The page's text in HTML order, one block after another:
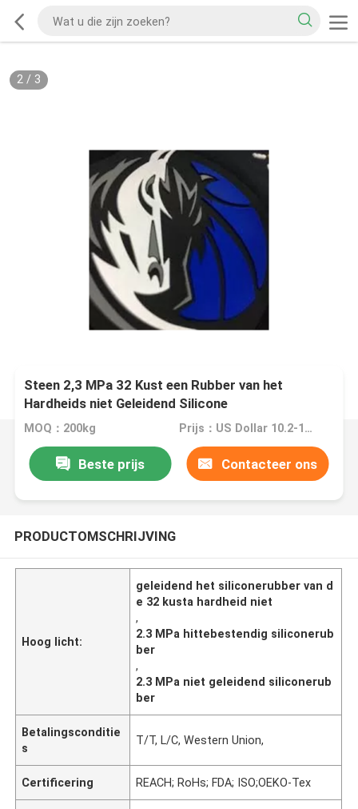
2/ 3
Steen 2,3 MPa 32 Kust een Rubber van het
Hardheids niet Geleidend Silicone
MOQ：200kg Prijs：US Dollar 10.2-11.5/kg
Beste prijs Contacteer ons
PRODUCTOMSCHRIJVING
Hoog licht:
geleidend het siliconerubber van d
e 32 kusta hardheid niet
,
2.3 MPa hittebestendig siliconerub
ber
,
2.3 MPa niet geleidend siliconerub
ber
Betalingsconditie
s
T/T, L/C, Western Union,
Certificering REACH; RoHs; FDA; ISO;OEKO-Tex